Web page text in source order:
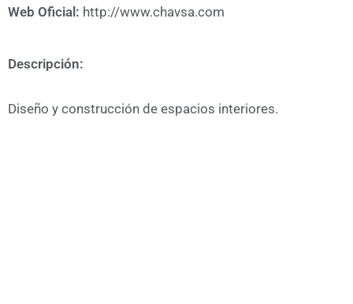
Web Oficial: http://www.chavsa.com
Descripción:
Diseño y construcción de espacios interiores.